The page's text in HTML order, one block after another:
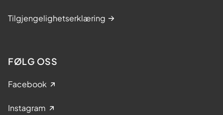
Tilgjengelighetserklæring
FØLG OSS
Facebook
Instagram